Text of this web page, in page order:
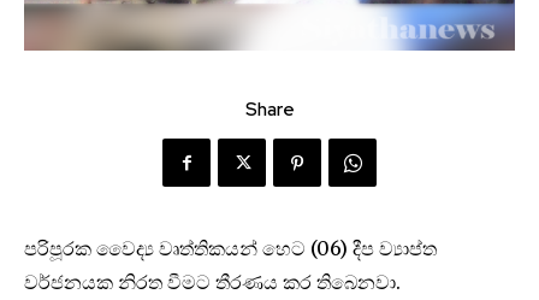
Share
පරිපූරක වෛද්‍ය වෘත්තිකයන් හෙට (06) දීප ව්‍යාප්ත
වර්ජනයක නිරත වීමට තීරණය කර තිබෙනවා.